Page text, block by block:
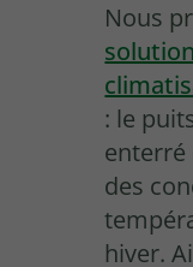
Nous
: le
enterré
des
hiver.